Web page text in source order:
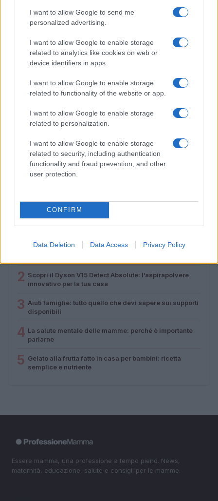
I want to allow Google to send me
personalized advertising.
I want to allow Google to enable storage
related to analytics like cookies on web or
device identifiers in apps.
I want to allow Google to enable storage
related to functionality of the website or app.
I want to allow Google to enable storage
related to personalization.
I want to allow Google to enable storage
related to security, including authentication
functionality and fraud prevention, and other
user protection.
CONFIRM
Data Deletion Data Access Privacy Policy
NEWS E ATTUALITÀ
Codacons denuncia: i problemi che affliggono la Sicilia
tra carburanti, spiagge e incendi
Diritti delle lavoratrici in gravidanza: guida completa e
2 Scopri il Dyson V15 Detect Absolute: l’aspirapolvere
innovativo per la tua casa
3 Aiuti famiglie: tutto quello che devi sapere sui supporti
disponibili
4 La salute mentale delle mamme: perché è importante
parlarne
5 Gelato alla frutta fatto in casa per bambini: ricetta
semplice e nutriente
Essere mamma, una professione a tempo pieno. News,
maternità, educazione, salute e consigli per le mamme.